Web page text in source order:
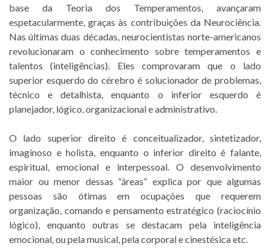
base da Teoria dos Temperamentos, avançaram
espetacularmente, graças às contribuições da Neurociência.
Nas últimas duas décadas, neurocientistas norte-americanos
revolucionaram o conhecimento sobre temperamentos e
talentos (inteligências). Eles comprovaram que o lado
superior esquerdo do cérebro é solucionador de problemas,
técnico e detalhista, enquanto o inferior esquerdo é
planejador, lógico, organizacional e administrativo.
O lado superior direito é conceitualizador, sintetizador,
imaginoso e holista, enquanto o inferior direito é falante,
espiritual, emocional e interpessoal. O desenvolvimento
maior ou menor dessas “áreas” explica por que algumas
pessoas são ótimas em ocupações que requerem
organização, comando e pensamento estratégico (raciocínio
lógico), enquanto outras se destacam pela inteligência
emocional, ou pela musical, pela corporal e cinestésica etc.